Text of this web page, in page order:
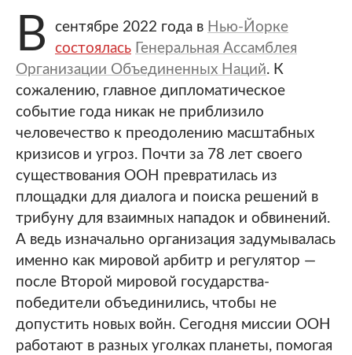
В сентябре 2022 года в Нью-Йорке
состоялась Генеральная Ассамблея
Организации Объединенных Наций. К
сожалению, главное дипломатическое
событие года никак не приблизило
человечество к преодолению масштабных
кризисов и угроз. Почти за 78 лет своего
существования ООН превратилась из
площадки для диалога и поиска решений в
трибуну для взаимных нападок и обвинений.
А ведь изначально организация задумывалась
именно как мировой арбитр и регулятор —
после Второй мировой государства-
победители объединились, чтобы не
допустить новых войн. Сегодня миссии ООН
работают в разных уголках планеты, помогая